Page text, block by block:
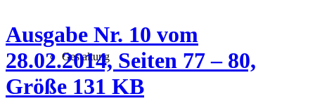
Gestaltung
Ausgabe Nr. 10 vom
28.02.2014, Seiten 77 – 80,
Größe 131 KB